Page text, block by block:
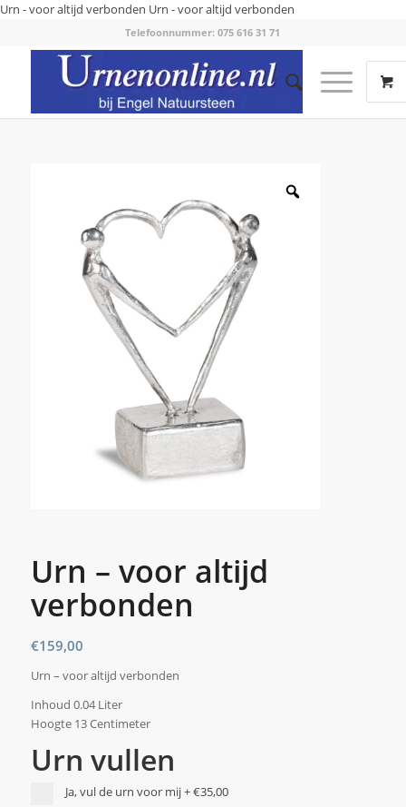
Urn - voor altijd verbonden Urn - voor altijd verbonden
Telefoonnummer: 075 616 31 71
Urn – voor altijd
verbonden
€159,00
Urn – voor altijd verbonden
Inhoud 0.04 Liter
Hoogte 13 Centimeter
Urn vullen
Ja, vul de urn voor mij+€35,00